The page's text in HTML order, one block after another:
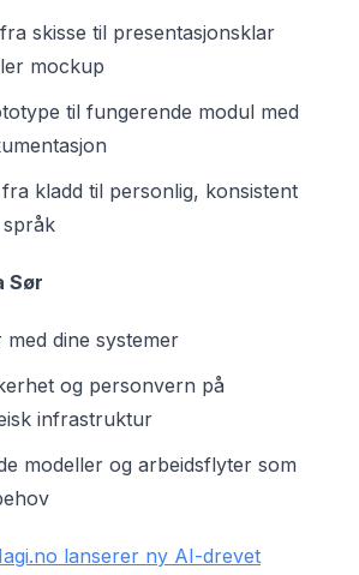
skisse til presentasjonsklar
mockup
til fungerende modul med
fra kladd til personlig, konsistent
Sør
med dine systemer
og personvern på
infrastruktur
modeller og arbeidsflyter som
lanserer ny AI-drevet